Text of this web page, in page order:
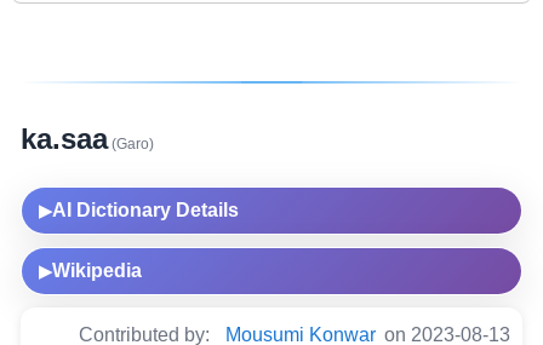
ka.saa(Garo)
▶AI Dictionary Details
▶Wikipedia
Contributed by: Mousumi Konwar on 2023-08-13